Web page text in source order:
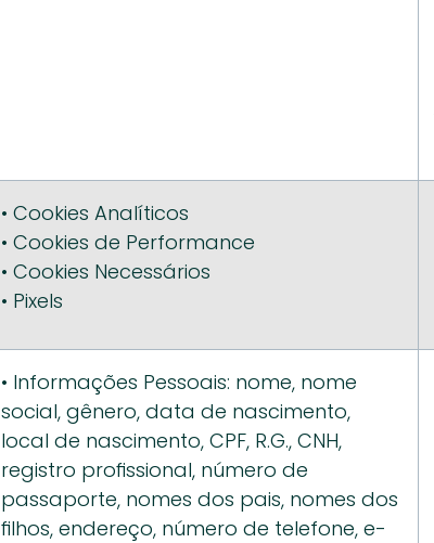
• Cookies Analíticos
• Cookies de Performance
• Cookies Necessários
• Pixels
• Informações Pessoais: nome, nome
social, gênero, data de nascimento,
local de nascimento, CPF, R.G., CNH,
registro profissional, número de
passaporte, nomes dos pais, nomes dos
filhos, endereço, número de telefone, e-